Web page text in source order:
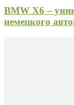
BMW X6 –
немецкого